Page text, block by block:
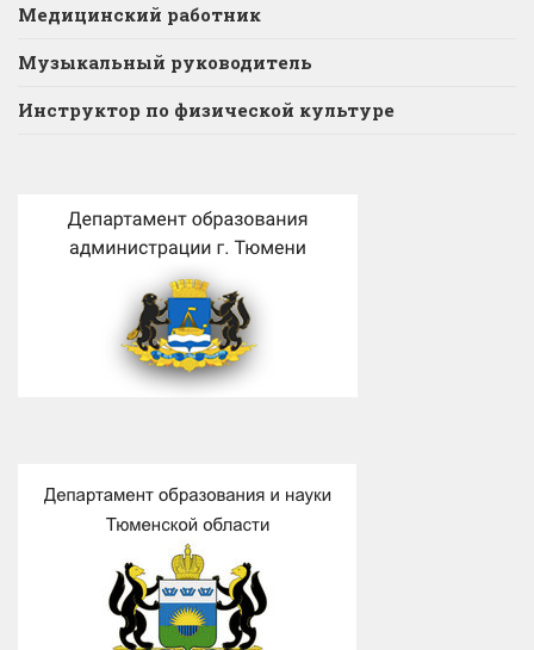
Медицинский работник
Музыкальный руководитель
Инструктор по физической культуре